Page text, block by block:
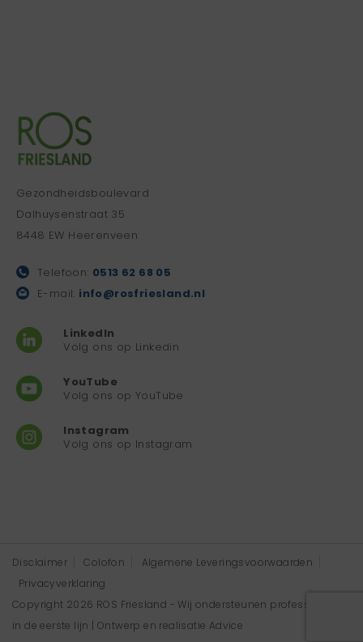
Gezondheidsboulevard
Dalhuysenstraat 35
8448 EW Heerenveen
Telefoon: 0513 62 68 05
E-mail: info@rosfriesland.nl
LinkedIn
Volg ons op Linkedin
YouTube
Volg ons op YouTube
Instagram
Volg ons op Instagram
Disclaimer Colofon
Algemene Leveringsvoorwaarden
Privacyverklaring
Copyright 2026 ROS Friesland - Wij ondersteunen professionals
in de eerste lijn | Ontwerp en realisatie Advice